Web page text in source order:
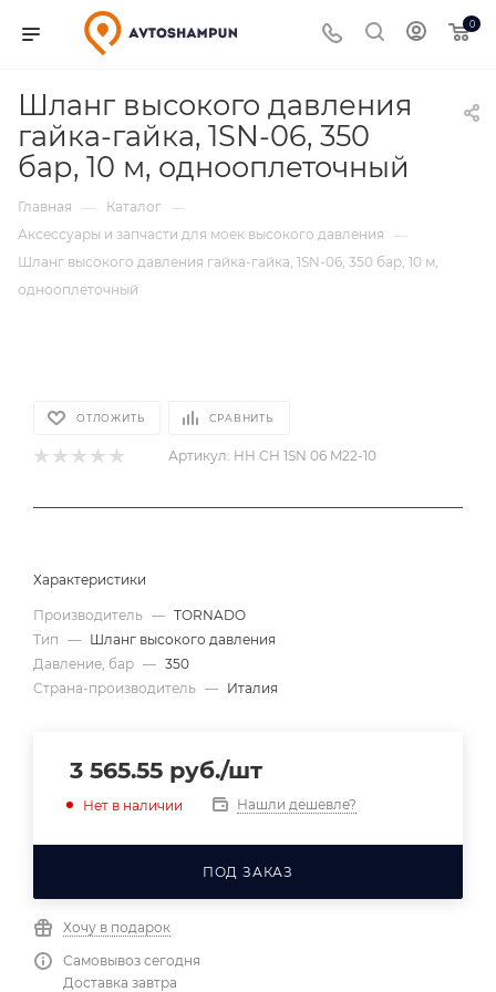
0
Шланг высокого давления
гайка-гайка, 1SN-06, 350
бар, 10 м, однооплеточный
Главная — Каталог —
Аксессуары и запчасти для моек высокого давления
—
Шланг высокого давления гайка-гайка, 1SN-06, 350 бар, 10 м,
однооплеточный
ОТЛОЖИТЬ СРАВНИТЬ
Артикул: HH CH 1SN 06 M22-10
Характеристики
Производитель — TORNADO
Тип — Шланг высокого давления
Давление, бар — 350
Страна-производитель — Италия
3 565.55 руб./шт
Нет в наличии Нашли дешевле?
ПОД ЗАКАЗ
Хочу в подарок
Самовывоз сегодня
Доставка завтра